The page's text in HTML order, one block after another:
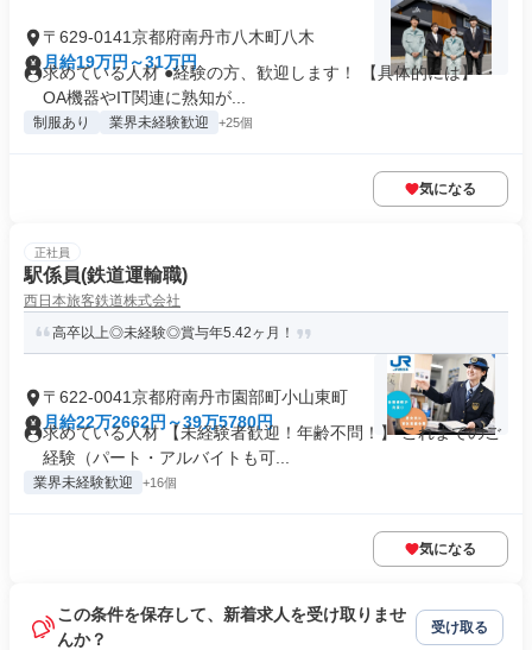
〒629-0141京都府南丹市八木町八木
月給19万円～31万円
求めている人材 ●経験の方、歓迎します！ 【具体的には】 ・
OA機器やIT関連に熟知が...
制服あり 業界未経験歓迎 +25個
気になる
正社員
駅係員(鉄道運輸職)
西日本旅客鉄道株式会社
高卒以上◎未経験◎賞与年5.42ヶ月！
〒622-0041京都府南丹市園部町小山東町
月給22万2662円～39万5780円
求めている人材 【未経験者歓迎！年齢不問！】 これまでのご
経験（パート・アルバイトも可...
業界未経験歓迎 +16個
気になる
この条件を保存して、新着求人を受け取りませ
んか？
受け取る